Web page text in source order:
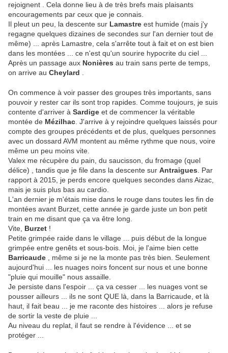
rejoignent . Cela donne lieu à de très brefs mais plaisants
encouragements par ceux que je connais.
Il pleut un peu, la descente sur Lamastre est humide (mais j'y
regagne quelques dizaines de secondes sur l'an dernier tout de
même) ... après Lamastre, cela s'arrête tout à fait et on est bien
dans les montées ... ce n'est qu'un sourire hypocrite du ciel ...
Après un passage aux Nonières au train sans perte de temps,
on arrive au Cheylard
On commence à voir passer des groupes très importants, sans
pouvoir y rester car ils sont trop rapides. Comme toujours, je suis
contente d'arriver à Sardige et de commencer la véritable
montée de Mézilhac . J'arrive à y rejoindre quelques laissés pour
compte des groupes précédents et de plus, quelques personnes
avec un dossard AVM montent au même rythme que nous, voire
même un peu moins vite.
Valex me récupère du pain, du saucisson, du fromage (quel
délice) , tandis que je file dans la descente sur Antraigues . Par
rapport à 2015, je perds encore quelques secondes dans Aizac,
mais je suis plus bas au cardio.
L'an dernier je m'étais mise dans le rouge dans toutes les fin de
montées avant Burzet, cette année je garde juste un bon petit
train en me disant que ça va être long.
Vite, Burzet !
Petite grimpée raide dans le village ... puis début de la longue
grimpée entre genêts et sous-bois. Moi, je l'aime bien cette
Barricaude , même si je ne la monte pas très bien. Seulement
aujourd'hui ... les nuages noirs foncent sur nous et une bonne
"pluie qui mouille" nous assaille.
Je persiste dans l'espoir ... ça va cesser ... les nuages vont se
pousser ailleurs ... ils ne sont QUE là, dans la Barricaude, et là
haut, il fait beau ... je me raconte des histoires ... alors je refuse
de sortir la veste de pluie ...
Au niveau du replat, il faut se rendre à l'évidence ... et se
protéger ...